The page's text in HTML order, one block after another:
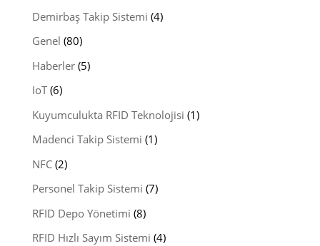
Demirbaş Takip Sistemi (4)
Genel (80)
Haberler(5)
IoT(6)
Kuyumculukta RFID Teknolojisi (1)
Madenci Takip Sistemi (1)
NFC(2)
Personel Takip Sistemi (7)
RFID Depo Yönetimi (8)
RFID Hızlı Sayım Sistemi (4)